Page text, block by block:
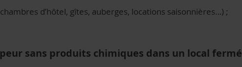
d’hôtel, gîtes, auberges, locations saisonnières…) ;
sans produits chimiques dans un local fermé